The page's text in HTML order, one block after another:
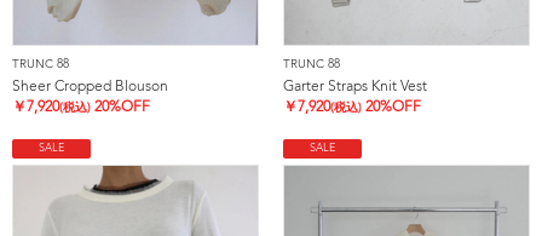
TRUNC 88
Sheer Cropped Blouson
￥ 7,920(税込) 20%OFF
TRUNC 88
Garter Straps Knit Vest
￥ 7,920(税込) 20%OFF
SALE SALE